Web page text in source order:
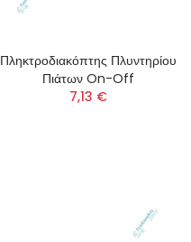
Πληκτροδιακόπτης Πλυντηρίου
Πιάτων On-Off
7,13 €